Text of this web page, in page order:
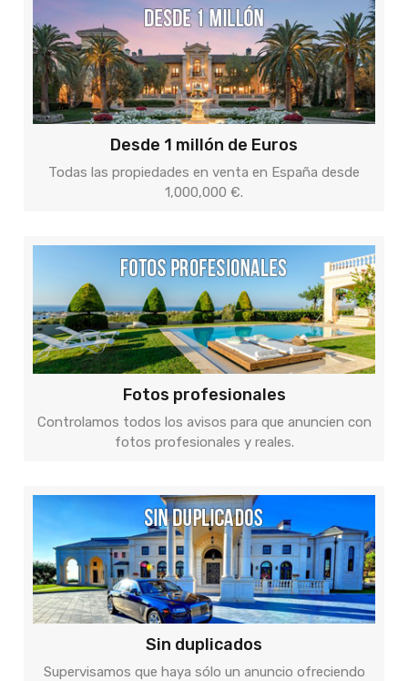
Desde 1 millón de Euros
Todas las propiedades en venta en España desde
1,000,000 €.
Fotos profesionales
Controlamos todos los avisos para que anuncien con
fotos profesionales y reales.
Sin duplicados
Supervisamos que haya sólo un anuncio ofreciendo